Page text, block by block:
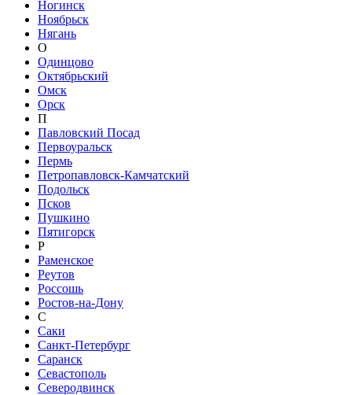
Ногинск
Ноябрьск
Нягань
О
Одинцово
Октябрьский
Омск
Орск
П
Павловский Посад
Первоуральск
Пермь
Петропавловск-Камчатский
Подольск
Псков
Пушкино
Пятигорск
Р
Раменское
Реутов
Россошь
Ростов-на-Дону
С
Саки
Санкт-Петербург
Саранск
Севастополь
Северодвинск